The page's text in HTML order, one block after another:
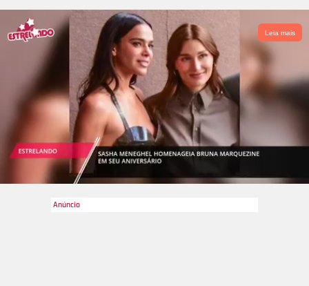
Leia mais